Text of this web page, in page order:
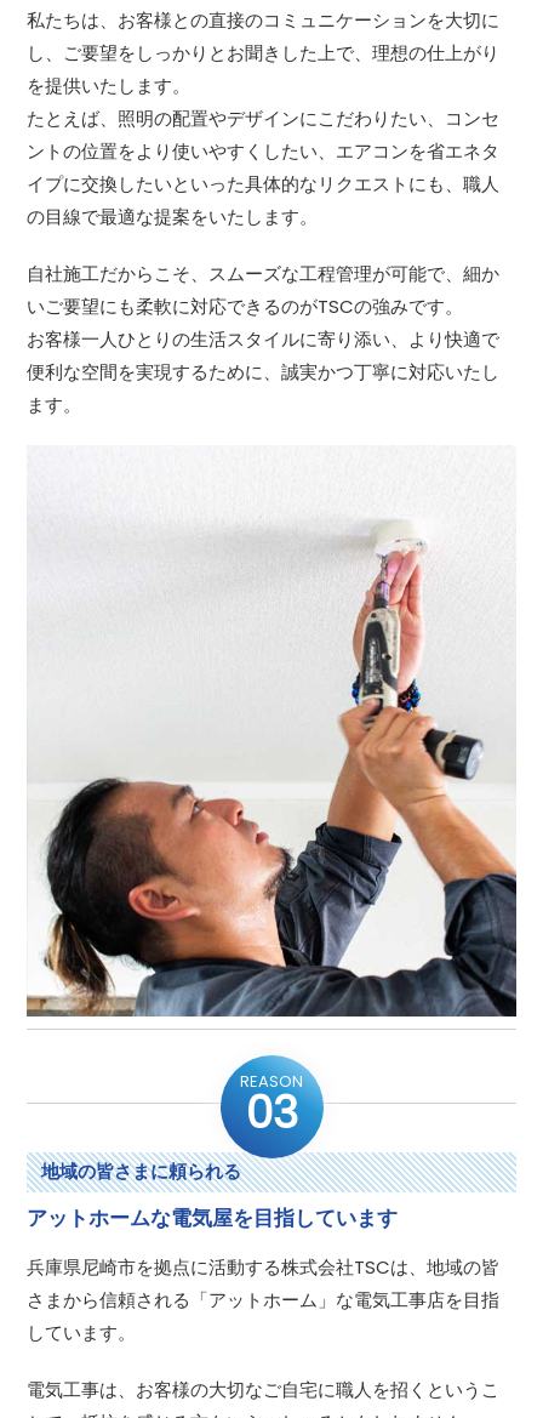
私たちは、お客様との直接のコミュニケーションを大切に
し、ご要望をしっかりとお聞きした上で、理想の仕上がり
を提供いたします。
たとえば、照明の配置やデザインにこだわりたい、コンセ
ントの位置をより使いやすくしたい、エアコンを省エネタ
イプに交換したいといった具体的なリクエストにも、職人
の目線で最適な提案をいたします。
自社施工だからこそ、スムーズな工程管理が可能で、細か
いご要望にも柔軟に対応できるのがTSCの強みです。
お客様一人ひとりの生活スタイルに寄り添い、より快適で
便利な空間を実現するために、誠実かつ丁寧に対応いたし
ます。
REASON
03
地域の皆さまに頼られる
アットホームな電気屋を目指しています
兵庫県尼崎市を拠点に活動する株式会社TSCは、地域の皆
さまから信頼される「アットホーム」な電気工事店を目指
しています。
電気工事は、お客様の大切なご自宅に職人を招くというこ